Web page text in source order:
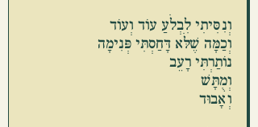
וְנִסִּיתִי לִבְלֹעַ עוֹד וְעוֹד
וְכַמָּה שֶׁלֹּא דָּחַסְתִּי פְּנִימָה
נוֹתַרְתִּי רָעֵב
וְמֻתָּשׁ
וְאָבוּד